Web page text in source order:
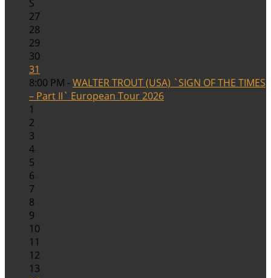
S
27
28
29
30
31
8:00 PM -WALTER TROUT (USA) `SIGN OF THE TIMES
– Part II` European Tour 2026
1
2
3
4
5
6
7
8
9
10
11
12
13